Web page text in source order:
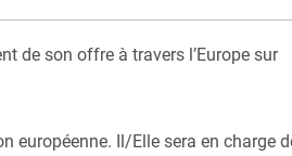
de son offre à travers l’Europe sur
européenne. Il/Elle sera en charge